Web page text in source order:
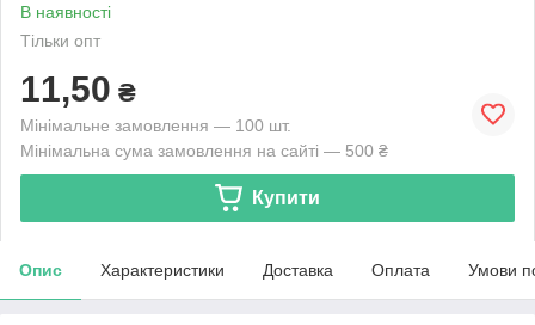
В наявності
Тільки опт
11,50 ₴
Мінімальне замовлення — 100 шт.
Мінімальна сума замовлення на сайті — 500 ₴
Купити
Опис Характеристики Доставка Оплата Умови